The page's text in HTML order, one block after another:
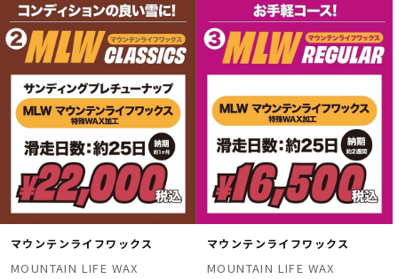
マウンテンライフワックス
MOUNTAIN LIFE WAX
マウンテンライフワックス
MOUNTAIN LIFE WAX